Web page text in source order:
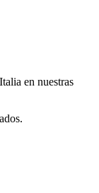
en nuestras